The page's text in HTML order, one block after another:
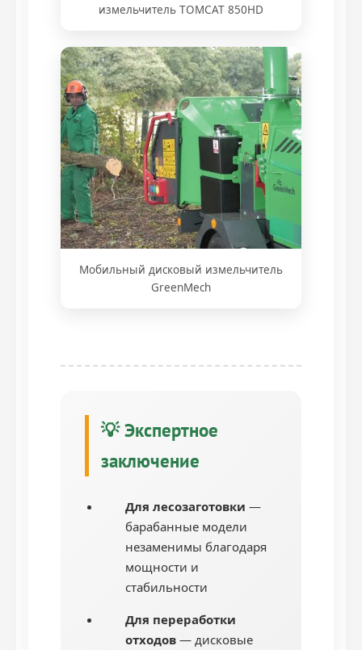
измельчитель TOMCAT 850HD
Мобильный дисковый измельчитель
GreenMech
💡 Экспертное
заключение
Для лесозаготовки —
барабанные модели
незаменимы благодаря
мощности и
стабильности
Для переработки
отходов — дисковые